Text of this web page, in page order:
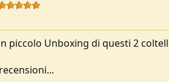
piccolo Unboxing di questi 2 coltelli